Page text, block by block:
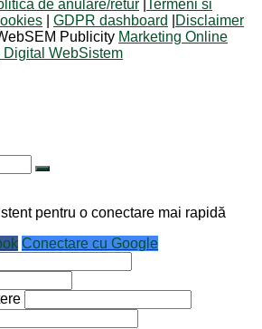
de anulare/retur
Termeni si
GDPR dashboard
Disclaimer
Publicity Marketing Online
Digital WebSistem
pentru o conectare mai rapidă
Conectare cu Google